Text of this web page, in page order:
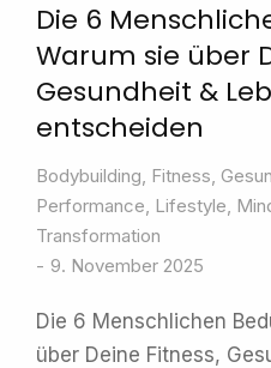
Die 6
Warum sie über
Gesundheit &
entscheiden
Bodybuilding, Fitness,
Performance, Lifestyle,
Transformation
9. November 2025
Die 6 Menschlichen
über Deine Fitness,